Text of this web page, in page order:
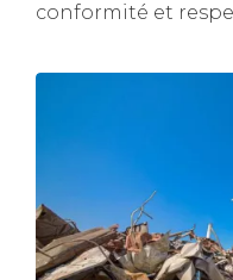
conformité et